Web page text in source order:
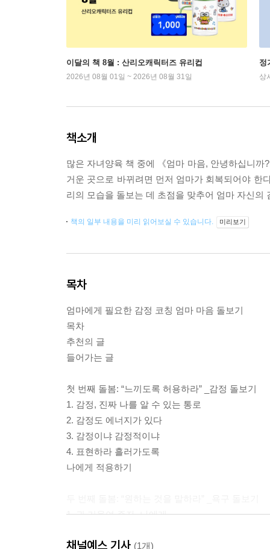
이달의 책 8월 : 산리오캐릭터즈 유리컵
2026년 08월 01일 ~ 2026년 08월 31일
정
상
책소개
많은 자녀양육 책 중에 《엄마 마음, 안녕하십니까
거운 곳으로 바뀌려면 먼저 엄마가 회복되어야 한
리의 모습을 돌보는 데 초점을 맞추어 엄마 자신의
책의 일부 내용을 미리 읽어보실 수 있습니다. 미리보기
목차
엄마에게 필요한 감정 코칭 엄마 마음 돌보기
목차
추천의 글
들어가는 글
첫 번째 돌봄: “느끼도록 허용하라” _감정 돌보기
1. 감정, 진짜 나를 알 수 있는 통로
2. 감정도 에너지가 있다
3. 감정이냐 감정적이냐
4. 표현하라 흘러가도록
나에게 적용하기
1. 귀 기울여 주자, 나에게
3. 현실을 바로 보는 힘, 욕구
채널예스 기사 (1개)